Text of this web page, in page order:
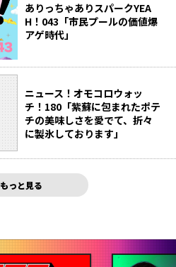
ありっちゃありスパークYEA
H！043「市民プールの価値爆
アゲ時代」
ニュース！オモコロウォッ
チ！180「紫蘇に包まれたポテ
チの美味しさを愛でて、折々
に製氷しております」
もっと見る